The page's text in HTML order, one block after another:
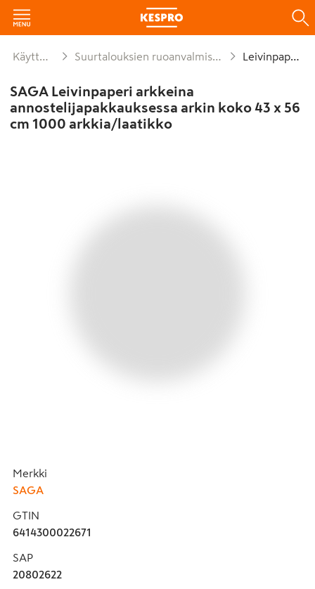
Käyttötavara Suurtalouksien ruoanvalmistusmateriaalit Leivinpaperit
SAGA Leivinpaperi arkkeina
annostelijapakkauksessa arkin koko 43 x 56
cm 1000 arkkia/laatikko
Merkki
SAGA
GTIN
6414300022671
SAP
20802622